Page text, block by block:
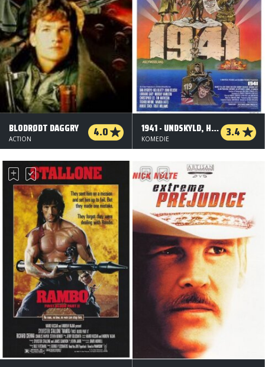
BLODRØDT DAGGRY 4.0
ACTION
1941 - UNDSKYLD, HVOR LIGGER HOLLYWOOD? 3.4
KOMEDIE